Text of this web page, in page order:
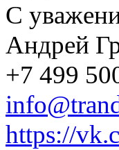
С
Андрей
+7 499
https://